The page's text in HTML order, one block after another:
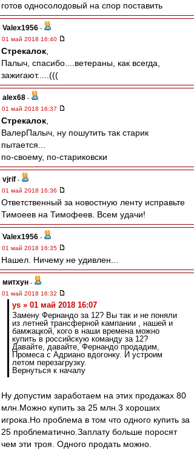
готов односолодовый на спор поставить
Valex1956 -
01 май 2018 16:40
Стрекалок
Палыч, спасибо....ветераны, как всегда,
зажигают.....(((
alex68 -
01 май 2018 16:37
Стрекалок
ВалерПалыч, ну пошутить так старик
пытается...
по-своему, по-стариковски
vjrif -
01 май 2018 16:36
Ответственный за новостную ленту исправьте
Тимоеев на Тимофеев. Всем удачи!
Valex1956 -
01 май 2018 16:35
Нашел. Ничему не удивлен...
митхун -
01 май 2018 16:32
ys » 01 май 2018 16:07
Замену Фернандо за 12? Вы так и не поняли
из летней трансферной кампании , нашей и
бамжацкой, кого в наши времена можно
купить в российскую команду за 12?
Давайте, давайте, Фернандо продадим,
Промеса с Адриано вдогонку. И устроим
летом перезагрузку.
Вернуться к началу
Ну допустим заработаем на этих продажах 80
млн.Можно купить за 25 млн.3 хороших
игрока.Но проблема в том что одного купить за
25 проблематично.Заплату больше поросят
чем эти троя. Одного продать можно.